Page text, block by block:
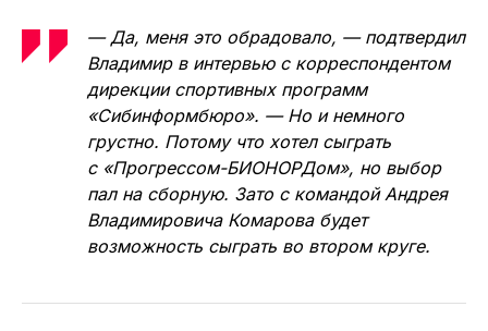
— Да, меня это обрадовало, — подтвердил
Владимир в интервью с корреспондентом
дирекции спортивных программ
«Сибинформбюро». — Но и немного
грустно. Потому что хотел сыграть
с «Прогрессом-БИОНОРДом», но выбор
пал на сборную. Зато с командой Андрея
Владимировича Комарова будет
возможность сыграть во втором круге.